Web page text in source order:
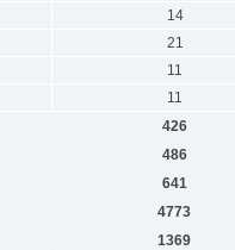
14
21
11
11
426
486
641
4773
1369